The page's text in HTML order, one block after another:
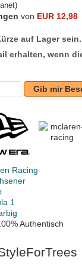
von EUR 12,98
auf Lager sein.
erhalten, wenn
Gib mir
Racing
1
Authentisch